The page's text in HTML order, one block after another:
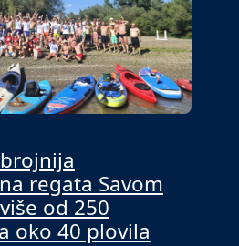
regata Savom
od 250
oko 40 plovila